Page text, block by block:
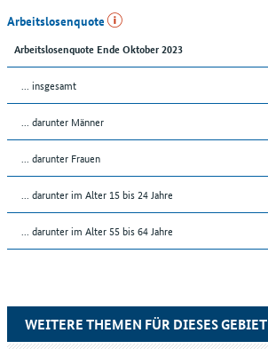
Arbeitslosenquote
Arbeitslosenquote Ende Oktober 2023
... insgesamt
... darunter Männer
... darunter Frauen
... darunter im Alter 15 bis 24 Jahre
... darunter im Alter 55 bis 64 Jahre
WEITERE THEMEN FÜR DIESES GEBIET